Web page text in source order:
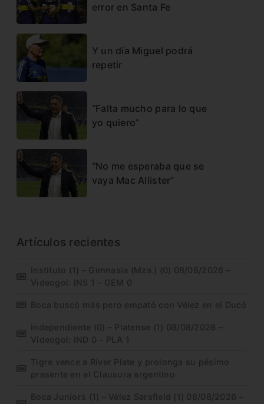
error en Santa Fe
Y un día Miguel podrá
repetir
“Falta mucho para lo que
yo quiero”
“No me esperaba que se
vaya Mac Allister”
Artículos recientes
Instituto (1) – Gimnasia (Mza.) (0) 08/08/2026 –
Videogol: INS 1 – GEM 0
Boca buscó más pero empató con Vélez en el Ducó
Independiente (0) – Platense (1) 08/08/2026 –
Videogol: IND 0 – PLA 1
Tigre vence a River Plate y prolonga su pésimo
presente en el Clausura argentino
Boca Juniors (1) – Vélez Sarsfield (1) 08/08/2026 –